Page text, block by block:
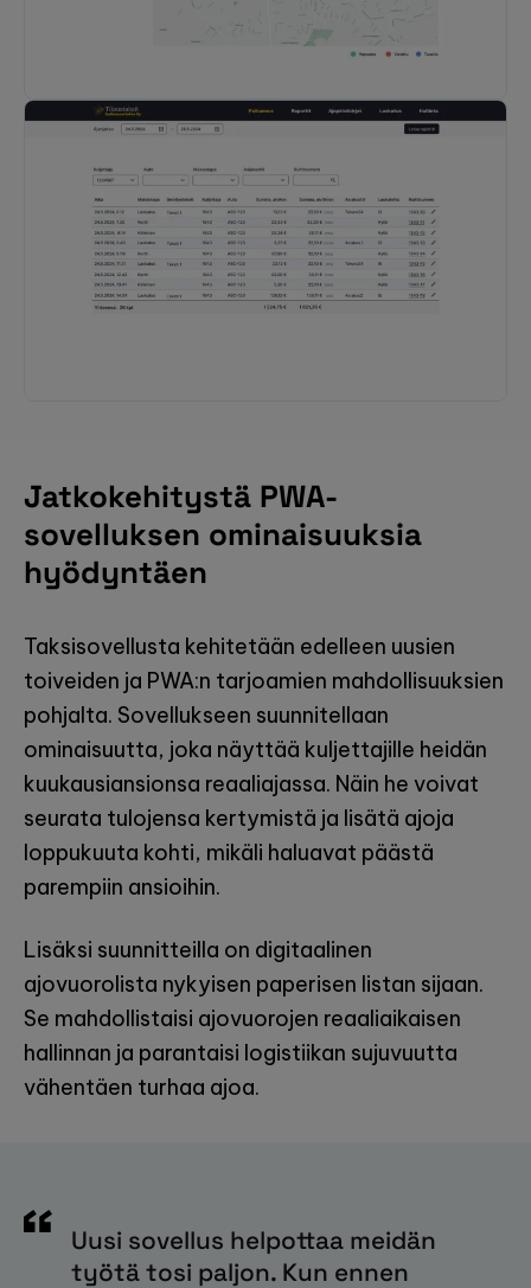
Jatkokehitystä PWA-
sovelluksen ominaisuuksia
hyödyntäen
Taksisovellusta kehitetään edelleen uusien
toiveiden ja PWA:n tarjoamien mahdollisuuksien
pohjalta. Sovellukseen suunnitellaan
ominaisuutta, joka näyttää kuljettajille heidän
kuukausiansionsa reaaliajassa. Näin he voivat
seurata tulojensa kertymistä ja lisätä ajoja
loppukuuta kohti, mikäli haluavat päästä
parempiin ansioihin.
Lisäksi suunnitteilla on digitaalinen
ajovuorolista nykyisen paperisen listan sijaan.
Se mahdollistaisi ajovuorojen reaaliaikaisen
hallinnan ja parantaisi logistiikan sujuvuutta
vähentäen turhaa ajoa.
Uusi sovellus helpottaa meidän
työtä tosi paljon. Kun ennen